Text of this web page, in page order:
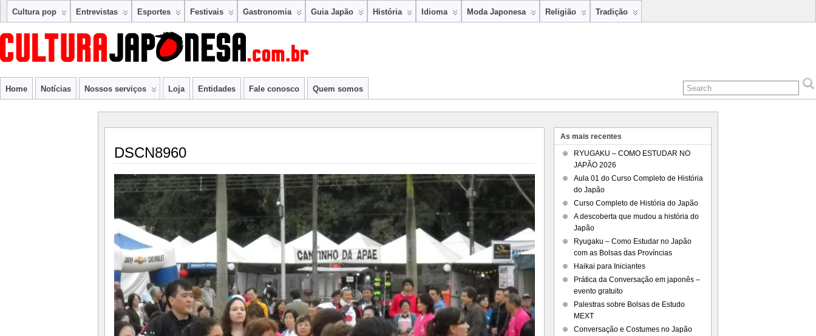
Cultura pop Entrevistas Esportes Festivais Gastronomia Guia Japão História Idioma Moda Japonesa Religião Tradição
Home Notícias Nossos serviços Loja Entidades Fale conosco Quem somos
DSCN8960
As mais recentes
RYUGAKU – COMO ESTUDAR NO
JAPÃO 2026
Aula 01 do Curso Completo de História
do Japão
Curso Completo de História do Japão
A descoberta que mudou a história do
Japão
Ryugaku – Como Estudar no Japão
com as Bolsas das Províncias
Haikai para Iniciantes
Prática da Conversação em japonês –
evento gratuito
Palestras sobre Bolsas de Estudo
MEXT
Conversação e Costumes no Japão